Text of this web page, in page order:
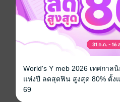
หากไม่อยากเป็นอยากที่ริชาร์
อย่ารอช้ารีบเปิดอ่าน "แนวท
OKRs (OKRs REFLECTION
วันที่วางขาย
World's Y meb 2026 เทศกาล
แห่งปี ลดสุดฟิน สูงสุด 80% ตั้ง
69